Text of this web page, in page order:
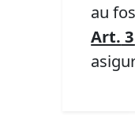
au
Art. 3